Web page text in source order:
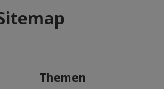
Apr 2027
Mai 2027
Themen